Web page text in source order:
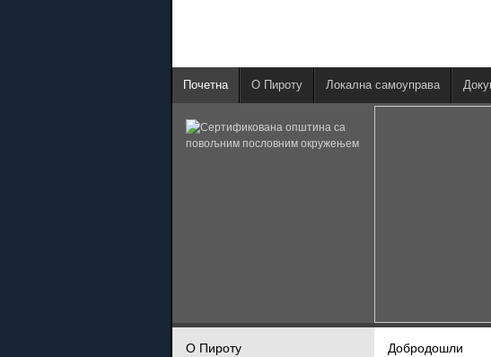
Почетна О Пироту Локална самоуправа
Добродошли
О Пироту